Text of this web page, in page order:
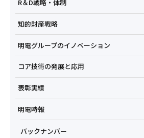
R＆D戦略・体制
知的財産戦略
明電グループのイノベーション
コア技術の発展と応用
表彰実績
明電時報
バックナンバー